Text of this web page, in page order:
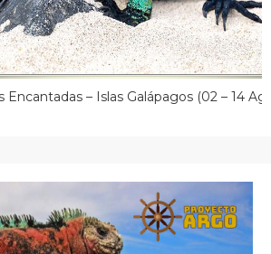
Encantadas – Islas Galápagos (02 – 14